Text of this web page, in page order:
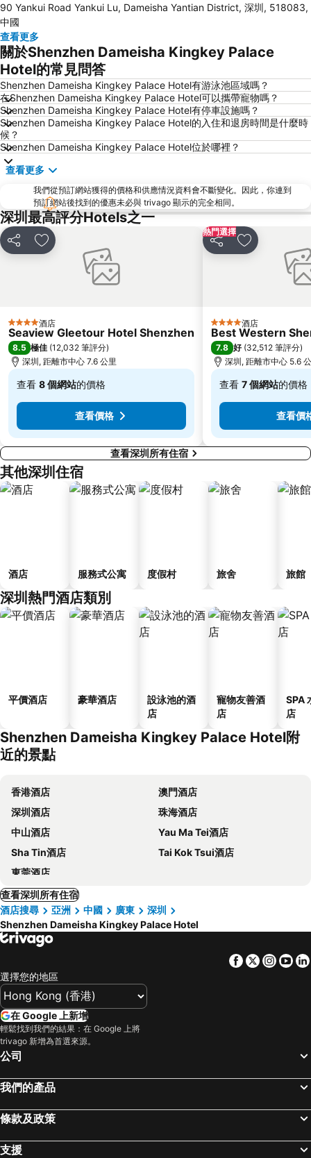
元朗
紅磡
天水圍
海洋公園
深水埗區
黃金海岸
新界
羅湖口岸
羅湖
東門步行街
North Point Metro Station
中環
羅湖口岸
Sheung Wan Metro Station
Tsing Yi Metro Station
九龍城
朗豪坊
Causeway Bay Metro Station
世界之窗
東九龍
深圳站
深圳野生動物園
九龍塘
金銀島酒店站
羅湖邊界過境站
Tai Po Market Metro Station
Airport Express Hong Kong
90 Yankui Road Yankui Lu, Dameisha Yantian District, 深圳, 518083,
中國
查看更多
關於Shenzhen Dameisha Kingkey Palace
Hotel的常見問答
Shenzhen Dameisha Kingkey Palace Hotel有游泳池區域嗎？
在Shenzhen Dameisha Kingkey Palace Hotel可以攜帶寵物嗎？
Shenzhen Dameisha Kingkey Palace Hotel有停車設施嗎？
Shenzhen Dameisha Kingkey Palace Hotel的入住和退房時間是什麼時
候？
Shenzhen Dameisha Kingkey Palace Hotel位於哪裡？
查看更多
我們從預訂網站獲得的價格和供應情況資料會不斷變化。因此，你連到
預訂網站後找到的優惠未必與 trivago 顯示的完全相同。
深圳最高評分Hotels之一
分享 放到收藏夾
4 星級 酒店
Seaview Gleetour Hotel Shenzhen
8.5 極佳 (12,032 筆評分)
深圳, 距離市中心 7.6 公里
查看 8 個網站的價格
至
查看價格
熱門選擇
分享 放到收藏夾
4 星級 酒店
Best Western
7.8 好 (32,512 筆評分)
深圳, 距離市中心 5.6
查看 7 個網站的價格
至
查看價
查看深圳所有住宿
其他深圳住宿
酒店 服務式公寓 度假村 旅舍 旅館
深圳熱門酒店類別
平價酒店 豪華酒店
設泳池的酒
店
寵物友善酒
店
SPA
店
Shenzhen Dameisha Kingkey Palace Hotel附
近的景點
香港酒店
澳門酒店
深圳酒店
珠海酒店
中山酒店
Yau Ma Tei酒店
Sha Tin酒店
Tai Kok Tsui酒店
東莞酒店
查看深圳所有住宿
酒店搜尋
亞洲 中國 廣東
深圳
Shenzhen Dameisha Kingkey Palace Hotel
Facebook
Twitter
選擇您的地區
在 Google 上新增
輕鬆找到我們的結果：在 Google 上將
trivago 新增為首選來源。
公司
我們的產品
條款及政策
支援